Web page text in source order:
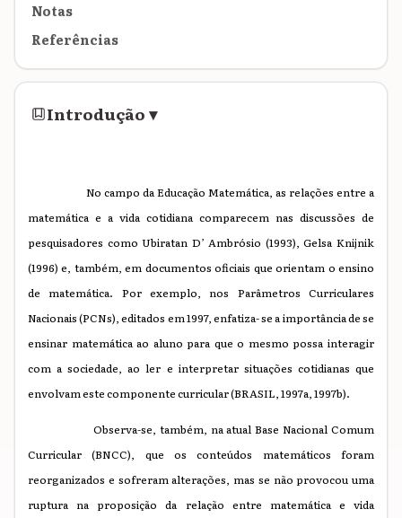
Notas
Referências
Introdução▾
No campo da Educação Matemática, as relações entre a
matemática e a vida cotidiana comparecem nas discussões de
pesquisadores como Ubiratan D’ Ambrósio (1993), Gelsa Knijnik
(1996) e, também, em documentos oficiais que orientam o ensino
de matemática. Por exemplo, nos Parâmetros Curriculares
Nacionais (PCNs), editados em 1997, enfatiza- se a importância de se
ensinar matemática ao aluno para que o mesmo possa interagir
com a sociedade, ao ler e interpretar situações cotidianas que
envolvam este componente curricular (BRASIL, 1997a, 1997b).
Observa-se, também, na atual Base Nacional Comum
Curricular (BNCC), que os conteúdos matemáticos foram
reorganizados e sofreram alterações, mas se não provocou uma
ruptura na proposição da relação entre matemática e vida